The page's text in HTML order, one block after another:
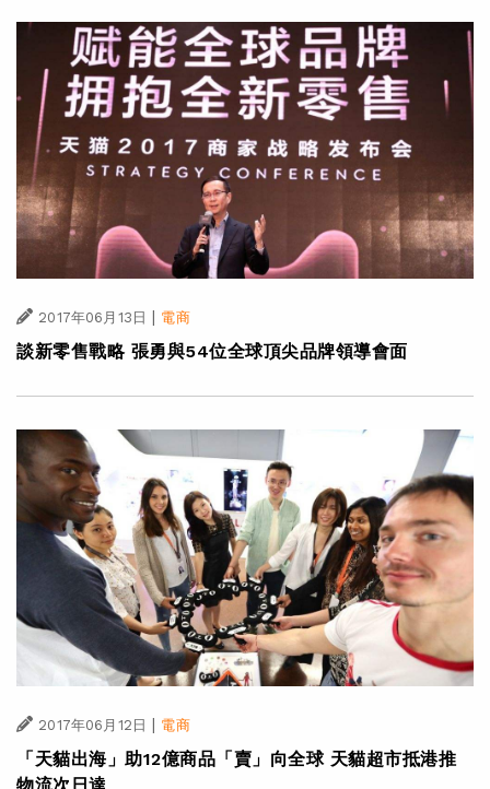
2017年06月13日 | 電商
談新零售戰略 張勇與54位全球頂尖品牌領導會面
2017年06月12日 電商
「天貓出海」助12億商品「賣」向全球 天貓超市抵港推